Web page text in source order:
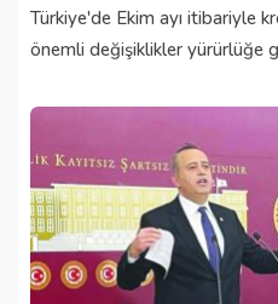
Türkiye'de Ekim ayı itibariyle
önemli değişiklikler yürürlüğe